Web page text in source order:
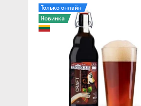
Только онлайн
Новинка